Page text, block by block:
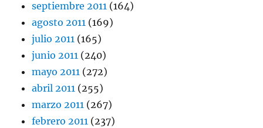
septiembre 2011 (164)
agosto 2011 (169)
julio 2011 (165)
junio 2011 (240)
mayo 2011 (272)
abril 2011 (255)
marzo 2011 (267)
febrero 2011 (237)